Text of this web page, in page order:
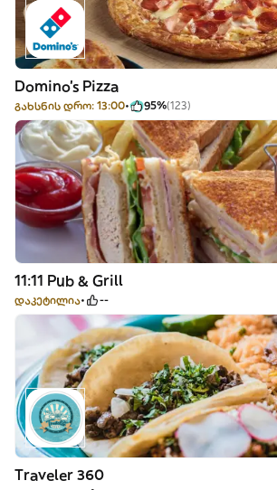
Domino's Pizza
გახსნის დრო: 13:00 95%(123)
11:11 Pub & Grill
დაკეტილია --
Traveler 360